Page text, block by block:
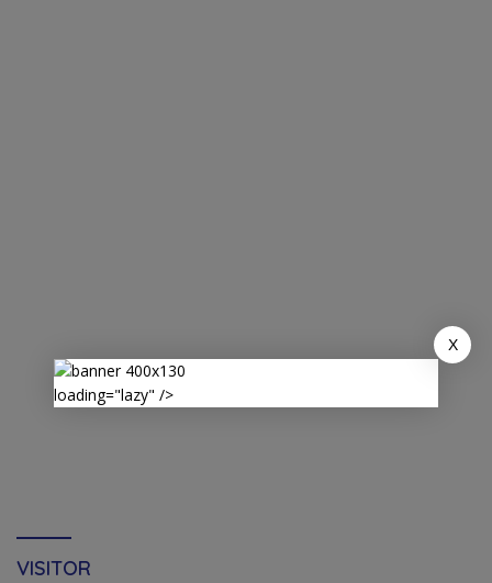
VISITOR
X
loading="lazy" />